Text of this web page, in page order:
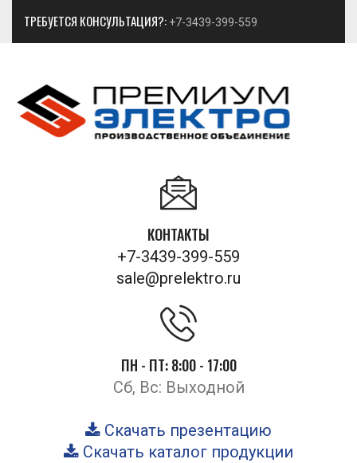
ТРЕБУЕТСЯ КОНСУЛЬТАЦИЯ?: +7-3439-399-559
КОНТАКТЫ
+7-3439-399-559
sale@prelektro.ru
ПН - ПТ: 8:00 - 17:00
Сб, Вс: Выходной
Скачать презентацию
Скачать каталог продукции